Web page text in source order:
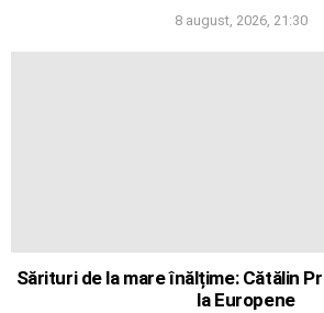
8 august, 2026, 21:30
Sărituri de la mare înălțime: Cătălin
la Europene